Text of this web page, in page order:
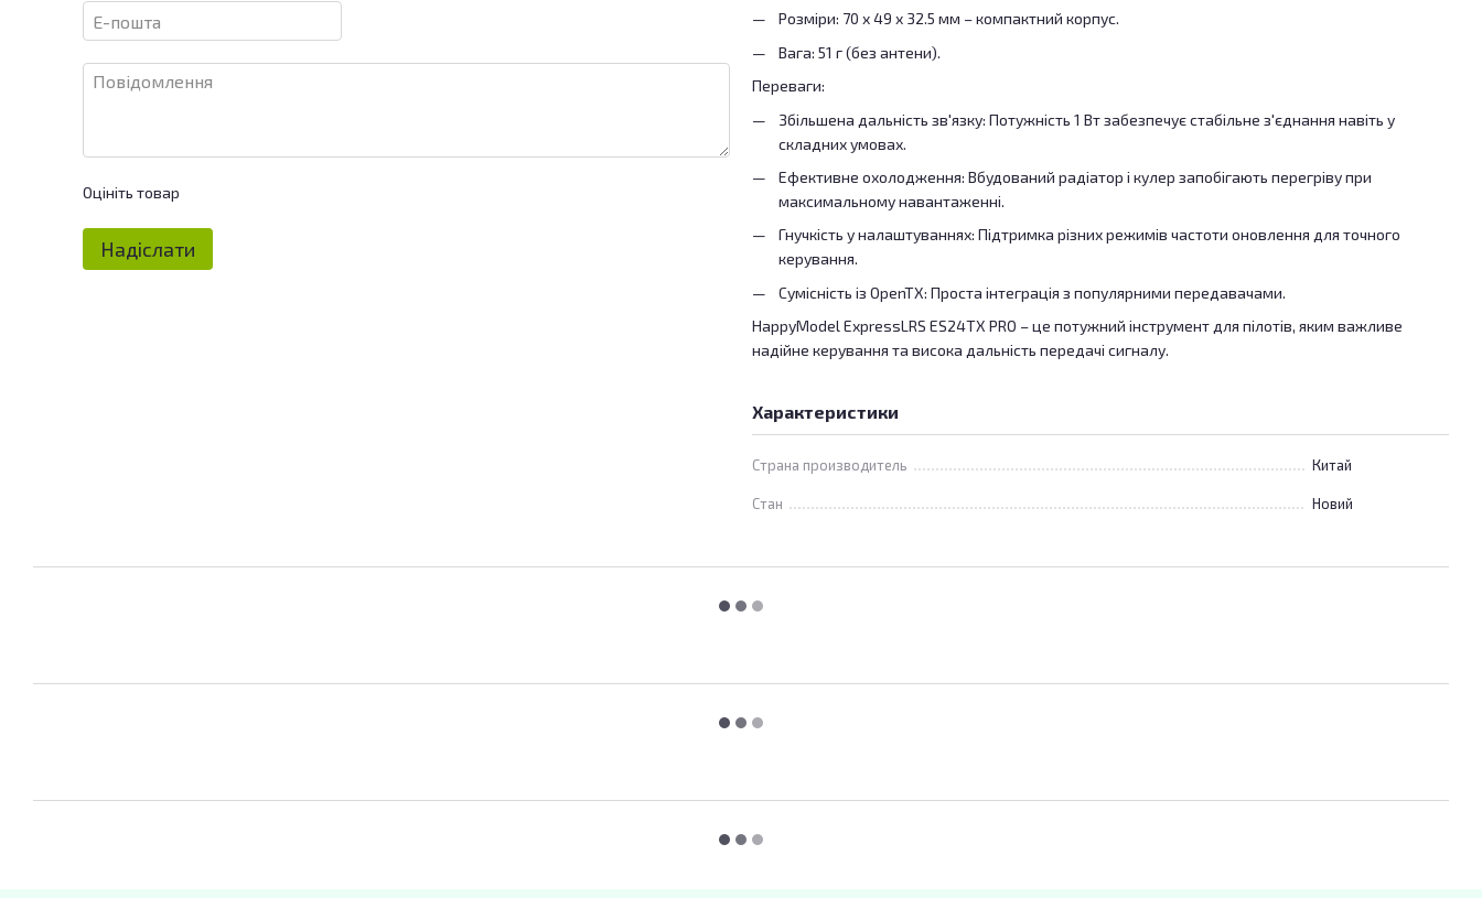
Оцініть товар
Надіслати
Розміри: 70 х 49 х 32.5 мм – компактний корпус.
Вага: 51 г (без антени).
Переваги:
Збільшена дальність зв'язку: Потужність 1 Вт забезпечує стабільне з'єднання навіть у
складних умовах.
Ефективне охолодження: Вбудований радіатор і кулер запобігають перегріву при
максимальному навантаженні.
Гнучкість у налаштуваннях: Підтримка різних режимів частоти оновлення для точного
керування.
Сумісність із OpenTX: Проста інтеграція з популярними передавачами.
HappyModel ExpressLRS ES24TX PRO – це потужний інструмент для пілотів, яким важливе
надійне керування та висока дальність передачі сигналу.
Характеристики
Страна производитель Китай
Стан Новий